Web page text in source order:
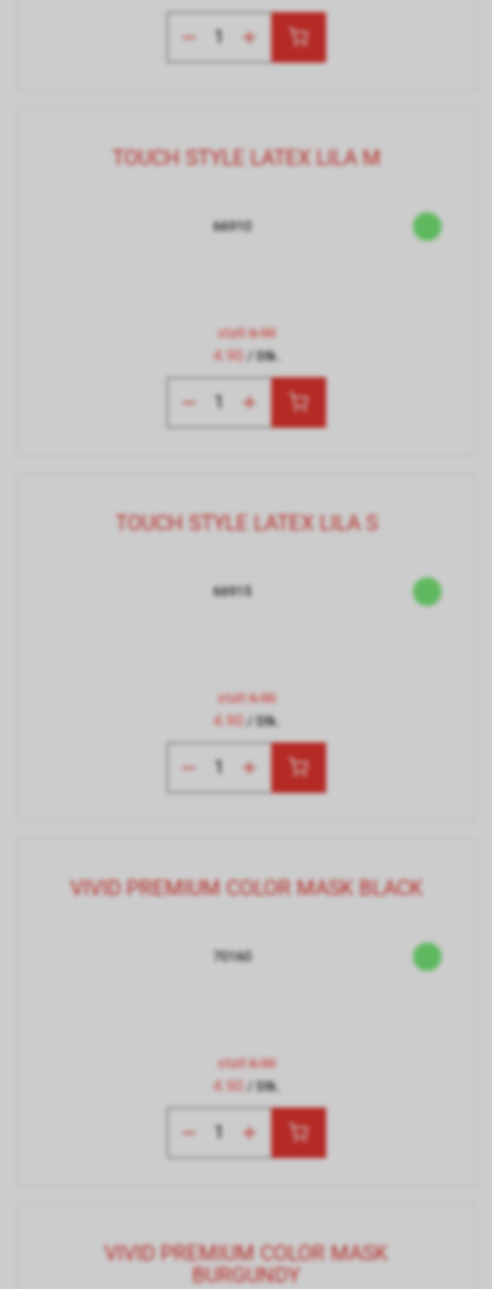
TOUCH STYLE LATEX LILA M
66910
statt6.90
4.90 / Stk.
TOUCH STYLE LATEX LILA S
66915
statt6.90
4.90 / Stk.
VIVID PREMIUM COLOR MASK BLACK
70160
statt6.90
4.90 / Stk.
VIVID PREMIUM COLOR MASK
BURGUNDY